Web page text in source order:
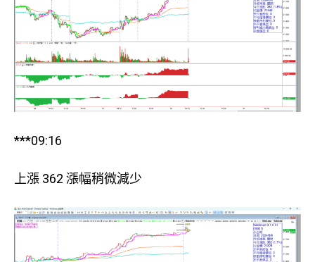
***09:16
上漲 362 漲幅稍微減少